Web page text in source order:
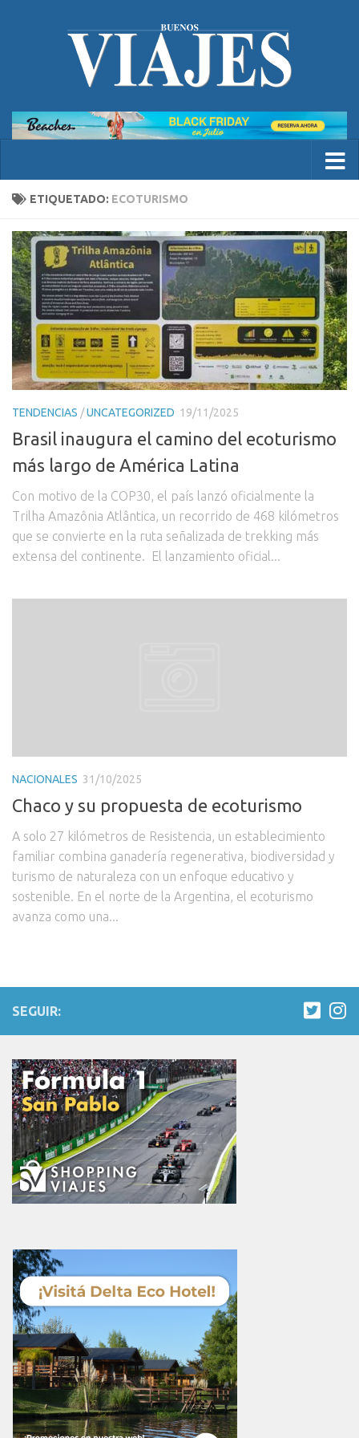
ETIQUETADO: ECOTURISMO
TENDENCIAS /UNCATEGORIZED 19/11/2025
Brasil inaugura el camino del ecoturismo
más largo de América Latina
Con motivo de la COP30, el país lanzó oficialmente la
Trilha Amazônia Atlântica, un recorrido de 468 kilómetros
que se convierte en la ruta señalizada de trekking más
extensa del continente. El lanzamiento oficial...
NACIONALES 31/10/2025
Chaco y su propuesta de ecoturismo
A solo 27 kilómetros de Resistencia, un establecimiento
familiar combina ganadería regenerativa, biodiversidad y
turismo de naturaleza con un enfoque educativo y
sostenible. En el norte de la Argentina, el ecoturismo
avanza como una...
SEGUIR: